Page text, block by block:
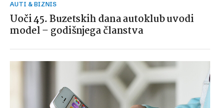
AUTI & BIZNIS
Uoči 45. Buzetskih dana autoklub uvodi
model – godišnjega članstva